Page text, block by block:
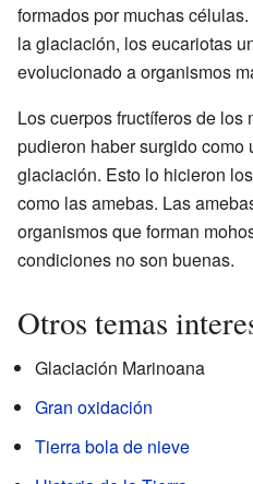
formados por muchas
la glaciación, los eucariotas
evolucionado a organismos
Los cuerpos fructíferos de
pudieron haber surgido como
glaciación. Esto lo hicieron
como las amebas. Las
organismos que forman
condiciones no son buenas.
Otros temas
Glaciación Marinoana
Gran oxidación
Tierra bola de nieve